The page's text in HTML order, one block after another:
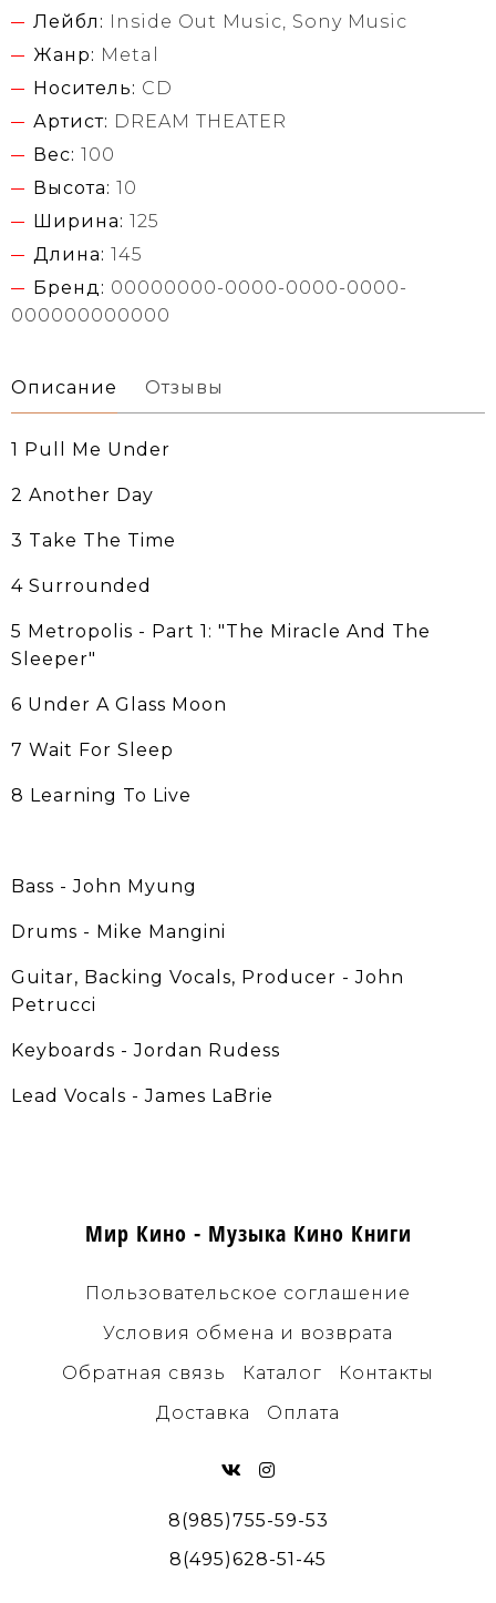
Лейбл: Inside Out Music, Sony Music
Жанр: Metal
Носитель: CD
Артист: DREAM THEATER
Вес: 100
Высота: 10
Ширина: 125
Длина: 145
Бренд: 00000000-0000-0000-0000-
000000000000
Описание Отзывы
1 Pull Me Under
2 Another Day
3 Take The Time
4 Surrounded
5 Metropolis - Part 1: "The Miracle And The
Sleeper"
6 Under A Glass Moon
7 Wait For Sleep
8 Learning To Live
Bass - John Myung
Drums - Mike Mangini
Guitar, Backing Vocals, Producer - John
Petrucci
Keyboards - Jordan Rudess
Lead Vocals - James LaBrie
Мир Кино - Музыка Кино Книги
Пользовательское соглашение
Условия обмена и возврата
Обратная связь
Каталог
Контакты
Доставка
Оплата
8(985)755-59-53
8(495)628-51-45